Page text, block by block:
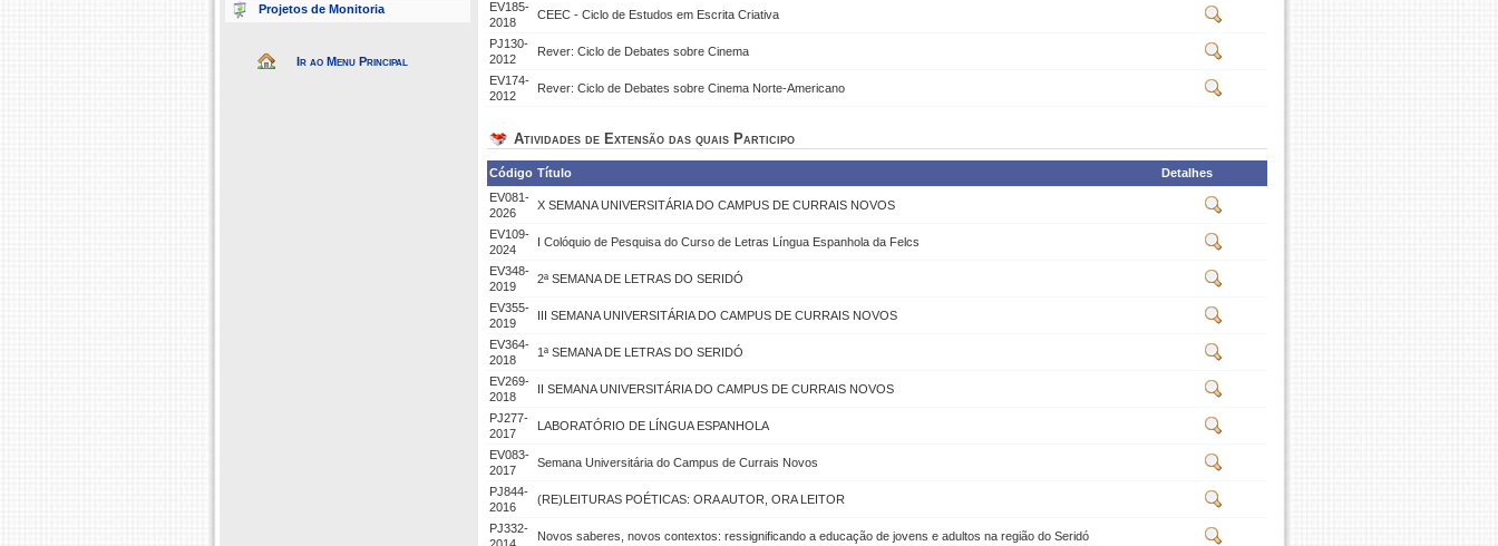
Projetos de Monitoria
Ir ao Menu Principal
EV185-
2018
CEEC - Ciclo de Estudos em Escrita Criativa
PJ130-
2012
Rever: Ciclo de Debates sobre Cinema
EV174-
2012
Rever: Ciclo de Debates sobre Cinema Norte-Americano
Atividades de Extensão das quais Participo
Código Título
Detalhes
EV081-
2026
X SEMANA UNIVERSITÁRIA DO CAMPUS DE CURRAIS NOVOS
EV109-
2024
I Colóquio de Pesquisa do Curso de Letras Língua Espanhola da Felcs
EV348-
2019
2ª SEMANA DE LETRAS DO SERIDÓ
EV355-
2019
III SEMANA UNIVERSITÁRIA DO CAMPUS DE CURRAIS NOVOS
EV364-
2018
1ª SEMANA DE LETRAS DO SERIDÓ
EV269-
2018
II SEMANA UNIVERSITÁRIA DO CAMPUS DE CURRAIS NOVOS
PJ277-
2017
LABORATÓRIO DE LÍNGUA ESPANHOLA
EV083-
2017
Semana Universitária do Campus de Currais Novos
PJ844-
2016
(RE)LEITURAS POÉTICAS: ORA AUTOR, ORA LEITOR
PJ332-
Novos saberes, novos contextos: ressignificando a educação de jovens e adultos na região do Seridó